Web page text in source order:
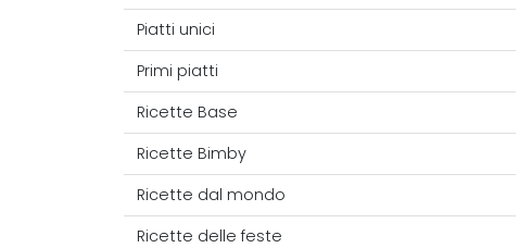
Piatti unici
Primi piatti
Ricette Base
Ricette Bimby
Ricette dal mondo
Ricette delle feste